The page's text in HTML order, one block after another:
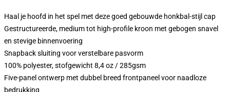
Haal je hoofd in het spel met deze goed gebouwde honkbal-stijl cap
Gestructureerde, medium tot high-profile kroon met gebogen snavel
en stevige binnenvoering
Snapback sluiting voor verstelbare pasvorm
100% polyester, stofgewicht 8,4 oz / 285gsm
Five-panel ontwerp met dubbel breed frontpaneel voor naadloze
bedrukking